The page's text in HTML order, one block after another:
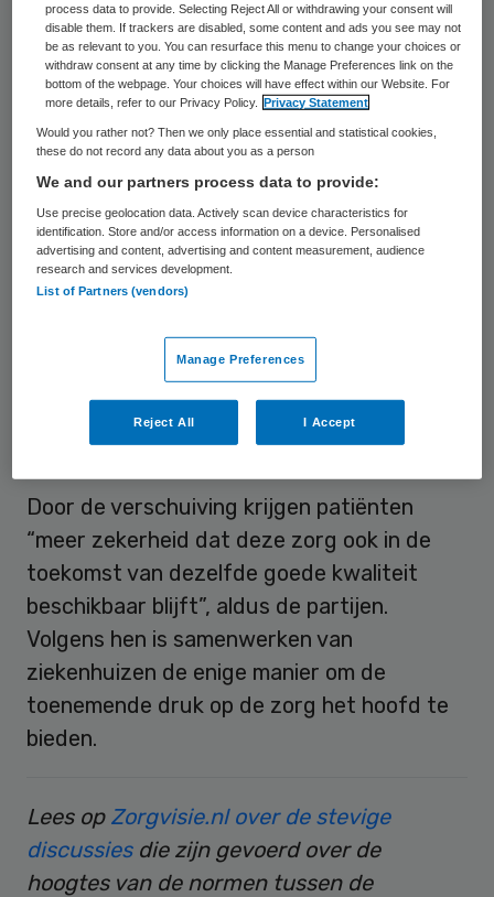
De complexe behandelingen worden
geconcentreerd in een of meer
ziekenhuizen per regio. Sommige patiënten
zullen daardoor verder moeten reizen voor
hun behandeling. Maar de overige zorg,
zoals controles, kunnen ze dan krijgen in
een ziekenhuis dichterbij. De concentratie
van behandelingen gaat gelden voor hoofd-
halskanker, alvleesklierkanker, longkanker,
aorta-aneurysma en een behandeling voor
vernauwde halsslagader.
Kwaliteit
Door de verschuiving krijgen patiënten
“meer zekerheid dat deze zorg ook in de
toekomst van dezelfde goede kwaliteit
beschikbaar blijft”, aldus de partijen.
Volgens hen is samenwerken van
ziekenhuizen de enige manier om de
toenemende druk op de zorg het hoofd te
bieden.
Lees op Zorgvisie.nl over de stevige
discussiesdie zijn gevoerd over de
hoogtes van de normen tussen de
process data to provide. Selecting Reject All or withdrawing your consent will
disable them. If trackers are disabled, some content and ads you see may not
be as relevant to you. You can resurface this menu to change your choices or
withdraw consent at any time by clicking the Manage Preferences link on the
bottom of the webpage. Your choices will have effect within our Website. For
more details, refer to our Privacy Policy.
Privacy Statement
Would you rather not? Then we only place essential and statistical cookies,
these do not record any data about you as a person
We and our partners process data to provide:
Use precise geolocation data. Actively scan device characteristics for
identification. Store and/or access information on a device. Personalised
advertising and content, advertising and content measurement, audience
research and services development.
List of Partners (vendors)
Manage Preferences
Reject All I Accept